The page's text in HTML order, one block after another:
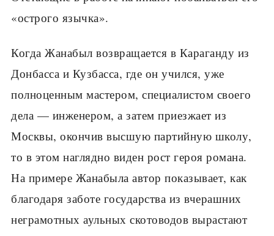
«острого язычка».
Когда Жанабыл возвращается в Караганду из
Донбасса и Кузбасса, где он учился, уже
полноценным мастером, специалистом своего
дела — инженером, а затем приезжает из
Москвы, окончив высшую партийную школу,
то в этом наглядно виден рост героя романа.
На примере Жанабыла автор показывает, как
благодаря заботе государства из вчерашних
неграмотных аульных скотоводов вырастают